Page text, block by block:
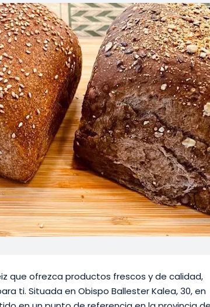
que ofrezca productos frescos y de calidad,
ti. Situada en Obispo Ballester Kalea, 30, en